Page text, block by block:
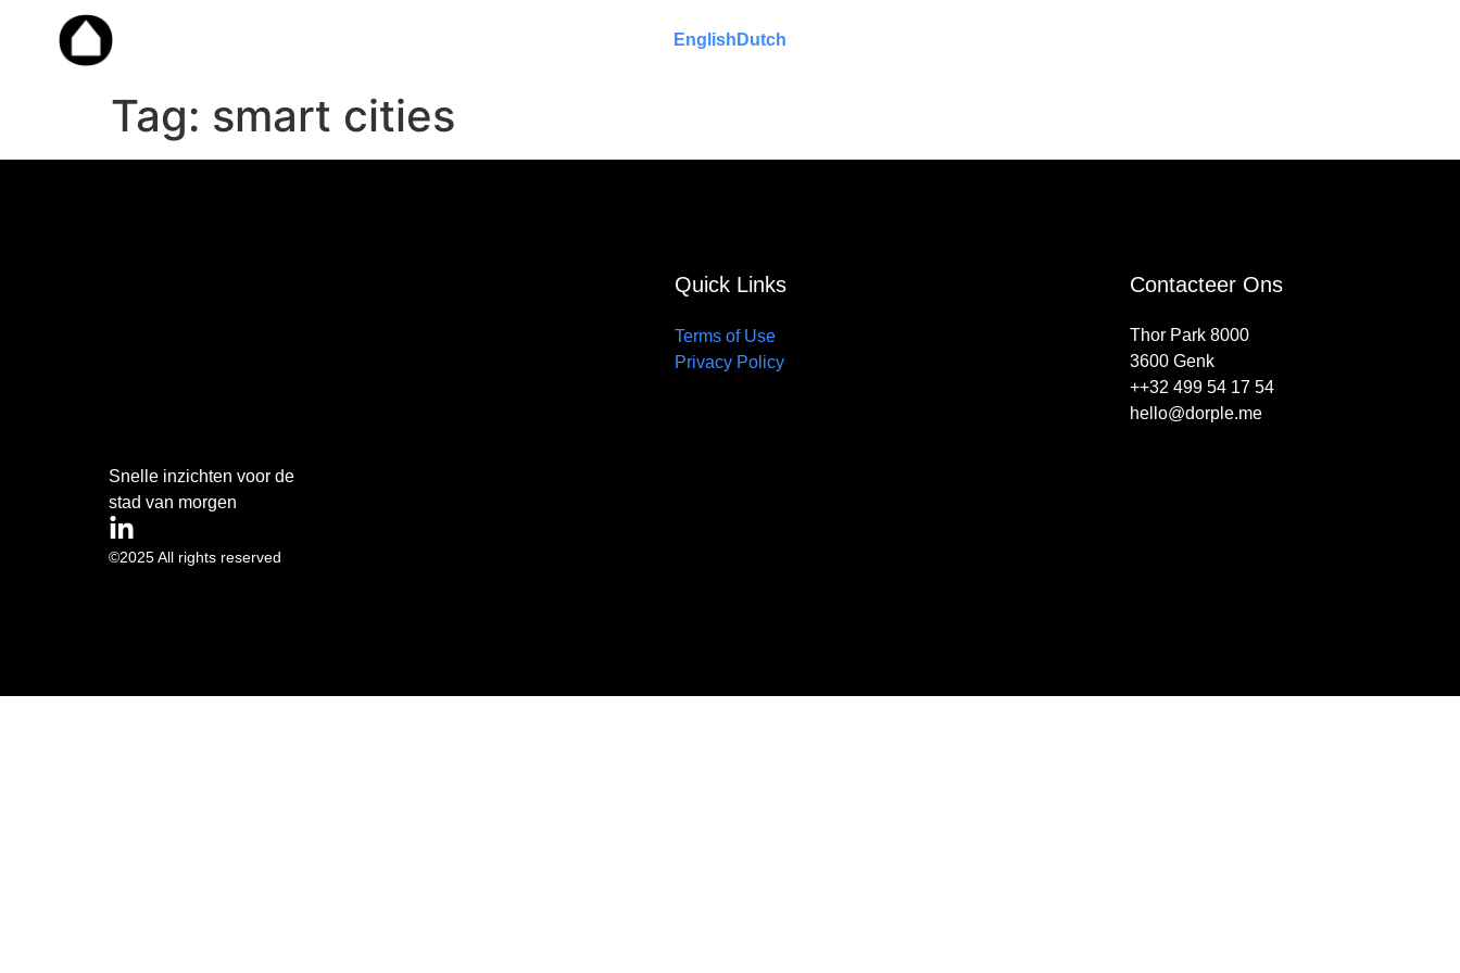
English Dutch
Tag: smart cities
Snelle inzichten voor de
stad van morgen
Quick Links
Terms of Use
Privacy Policy
Contacteer Ons
Thor Park 8000
3600 Genk
++32 499 54 17 54
hello@dorple.me
©2025 All rights reserved